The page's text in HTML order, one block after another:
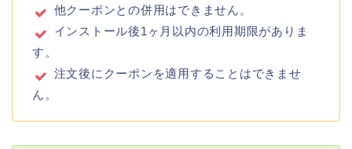
他クーポンとの併用はできません。
インストール後1ヶ月以内の利用期限がありま
す。
注文後にクーポンを適用することはできませ
ん。